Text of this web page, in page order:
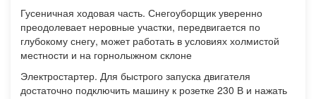
Гусеничная ходовая часть. Снегоуборщик уверенно
преодолевает неровные участки, передвигается по
глубокому снегу, может работать в условиях холмистой
местности и на горнолыжном склоне
Электростартер. Для быстрого запуска двигателя
достаточно подключить машину к розетке 230 В и нажать